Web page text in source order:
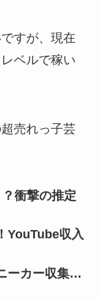
すが、現在
ベルで稼い
売れっ子芸
衝撃の推定
YouTube収入
ーカー収集…